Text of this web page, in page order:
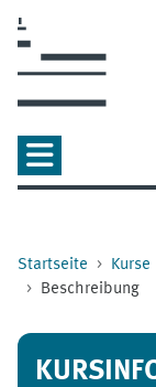
Startseite Kurse
Beschreibung